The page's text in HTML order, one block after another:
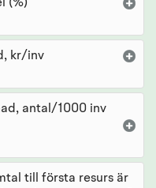
(%)
kr/inv
antal/1000 inv
till första resurs är